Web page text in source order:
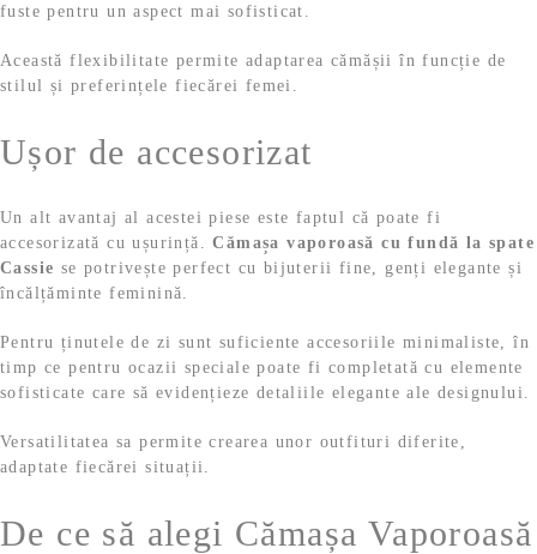
fuste pentru un aspect mai sofisticat.
Această flexibilitate permite adaptarea cămășii în funcție de
stilul și preferințele fiecărei femei.
Ușor de accesorizat
Un alt avantaj al acestei piese este faptul că poate fi
accesorizată cu ușurință.Cămașa vaporoasă cu fundă la spate
Cassie se potrivește perfect cu bijuterii fine, genți elegante și
încălțăminte feminină.
Pentru ținutele de zi sunt suficiente accesoriile minimaliste, în
timp ce pentru ocazii speciale poate fi completată cu elemente
sofisticate care să evidențieze detaliile elegante ale designului.
Versatilitatea sa permite crearea unor outfituri diferite,
adaptate fiecărei situații.
De ce să alegi Cămașa Vaporoasă